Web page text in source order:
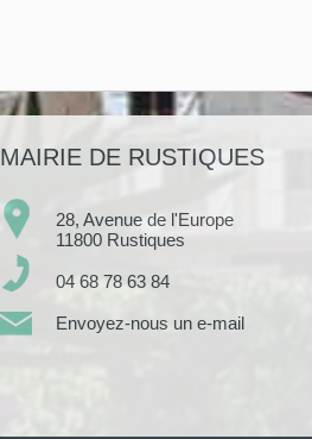
MAIRIE DE RUSTIQUES
28, Avenue de l'Europe
11800 Rustiques
04 68 78 63 84
Envoyez-nous un e-mail